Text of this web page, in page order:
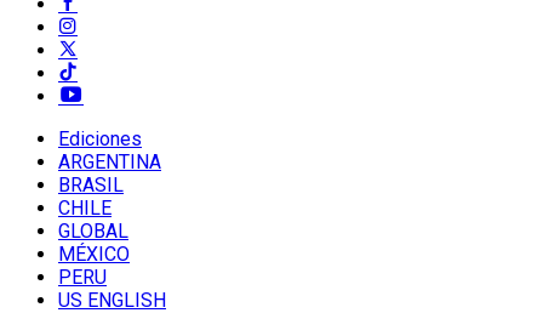
Ediciones
ARGENTINA
BRASIL
CHILE
GLOBAL
MÉXICO
PERU
US ENGLISH